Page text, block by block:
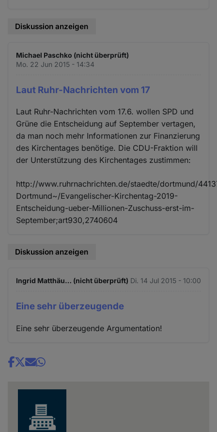
Diskussion anzeigen
Michael Paschko (nicht überprüft)
Mo. 22 Jun 2015 - 14:34
Laut Ruhr-Nachrichten vom 17
Laut Ruhr-Nachrichten vom 17.6. wollen SPD und
Grüne die Entscheidung auf September vertagen,
da man noch mehr Informationen zur Finanzierung
des Kirchentages benötige. Die CDU-Fraktion will
der Unterstützung des Kirchentages zustimmen:
http://www.ruhrnachrichten.de/staedte/dortmund/
Dortmund~/Evangelischer-Kirchentag-2019-
Entscheidung-ueber-Millionen-Zuschuss-erst-im-
September;art930,2740604
Diskussion anzeigen
Ingrid Matthäu… (nicht überprüft) Di. 14 Jul 2015 - 10:00
Eine sehr überzeugende
Eine sehr überzeugende Argumentation!
Share